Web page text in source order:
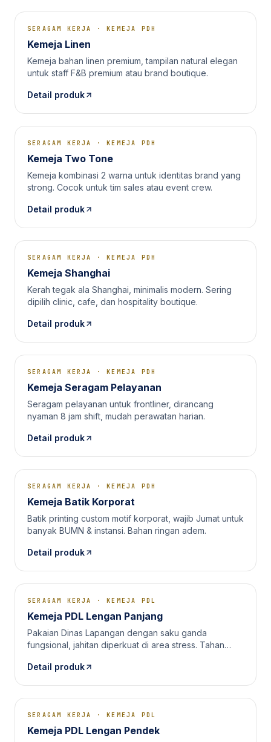
SERAGAM KERJA ·KEMEJA PDH
Kemeja Linen
Kemeja bahan linen premium, tampilan natural elegan
untuk staff F&B premium atau brand boutique.
Detail produk
SERAGAM KERJA ·KEMEJA PDH
Kemeja Two Tone
Kemeja kombinasi 2 warna untuk identitas brand yang
strong. Cocok untuk tim sales atau event crew.
Detail produk
SERAGAM KERJA ·KEMEJA PDH
Kemeja Shanghai
Kerah tegak ala Shanghai, minimalis modern. Sering
dipilih clinic, cafe, dan hospitality boutique.
Detail produk
SERAGAM KERJA ·KEMEJA PDH
Kemeja Seragam Pelayanan
Seragam pelayanan untuk frontliner, dirancang
nyaman 8 jam shift, mudah perawatan harian.
Detail produk
SERAGAM KERJA ·KEMEJA PDH
Kemeja Batik Korporat
Batik printing custom motif korporat, wajib Jumat untuk
banyak BUMN & instansi. Bahan ringan adem.
Detail produk
SERAGAM KERJA ·KEMEJA PDL
Kemeja PDL Lengan Panjang
Pakaian Dinas Lapangan dengan saku ganda
fungsional, jahitan diperkuat di area stress. Tahan
Detail produk
SERAGAM KERJA ·KEMEJA PDL
Kemeja PDL Lengan Pendek